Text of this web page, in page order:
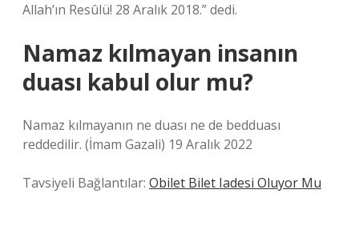
Allah’ın Resûlü! 28 Aralık 2018.” dedi.
Namaz kılmayan insanın
duası kabul olur mu?
Namaz kılmayanın ne duası ne de bedduası
reddedilir. (İmam Gazali) 19 Aralık 2022
Tavsiyeli Bağlantılar: Obilet Bilet Iadesi Oluyor Mu